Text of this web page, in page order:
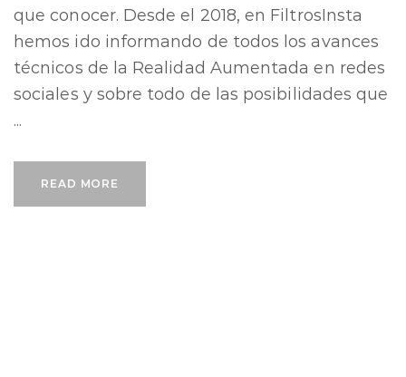
que conocer. Desde el 2018, en FiltrosInsta
hemos ido informando de todos los avances
técnicos de la Realidad Aumentada en redes
sociales y sobre todo de las posibilidades que
...
READ MORE